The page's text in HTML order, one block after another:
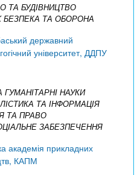
ТА БУДІВНИЦТВО
БЕЗПЕКА ТА ОБОРОНА
державний
університет, ДДПУ
НАУКИ
ТА ІНФОРМАЦІЯ
ТА ПРАВО
ЗАБЕЗПЕЧЕННЯ
академія прикладних
КАПМ